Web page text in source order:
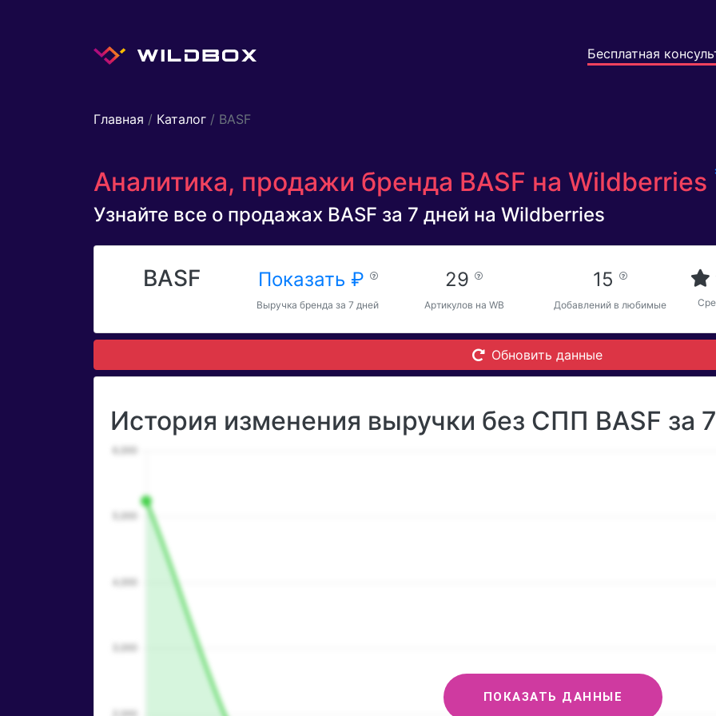
Бесплатная
Главная / Каталог / BASF
Аналитика, продажи бренда BASF на Wildberries
Узнайте все о продажах BASF за 7 дней на Wildberries
BASF Показать ₽
Выручка бренда за 7 дней
29
Артикулов на WB
15
Добавлений в любимые
Обновить данные
История изменения выручки без СПП BASF за
ПОКАЗАТЬ ДАННЫЕ